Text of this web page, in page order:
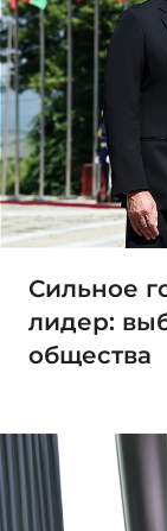
Сильное
лидер:
общества